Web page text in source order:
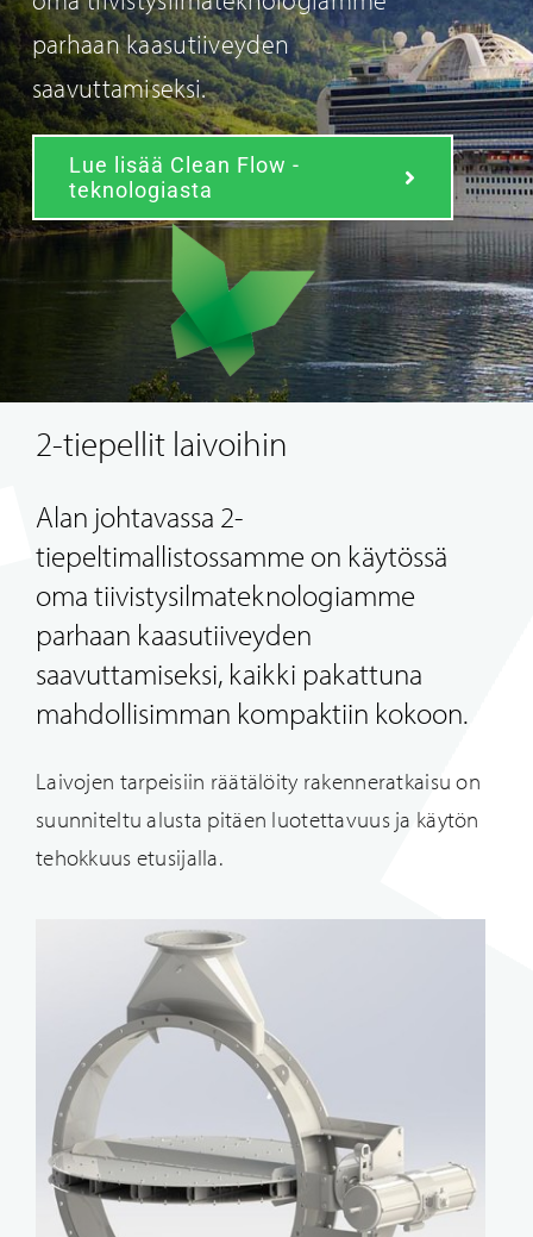
parhaan kaasutiiveyden
saavuttamiseksi.
Lue lisää Clean Flow -
teknologiasta
2-tiepellit laivoihin
Alan johtavassa 2-
tiepeltimallistossamme on käytössä
oma tiivistysilmateknologiamme
parhaan kaasutiiveyden
saavuttamiseksi, kaikki pakattuna
mahdollisimman kompaktiin kokoon.
Laivojen tarpeisiin räätälöity rakenneratkaisu on
suunniteltu alusta pitäen luotettavuus ja käytön
tehokkuus etusijalla.